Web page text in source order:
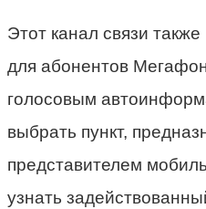
Этот канал связи
для абонентов
голосовым
выбрать пункт,
представителем
узнать